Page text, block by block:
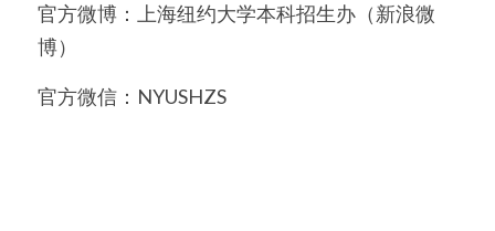
官方微博：上海纽约大学本科招生办（新浪微
博）
官方微信：NYUSHZS